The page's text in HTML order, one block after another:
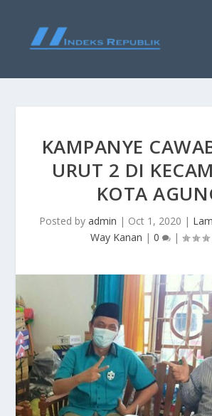
KAMPANYE
URUT 2 DI
KOTA
Posted by admin | Oct 1, 2020 |
Way Kanan | 0 |